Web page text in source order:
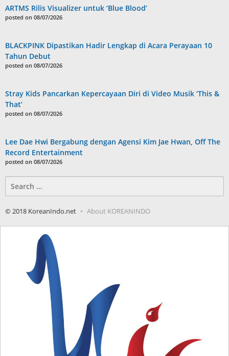
ARTMS Rilis Visualizer untuk ‘Blue Blood’
posted on 08/07/2026
BLACKPINK Dipastikan Hadir Lengkap di Acara Perayaan 10
Tahun Debut
posted on 08/07/2026
Stray Kids Pancarkan Kepercayaan Diri di Video Musik ‘This &
That’
posted on 08/07/2026
Lee Dae Hwi Bergabung dengan Agensi Kim Jae Hwan, Off The
Record Entertainment
posted on 08/07/2026
for:
© 2018 KoreanIndo.net About KOREANINDO